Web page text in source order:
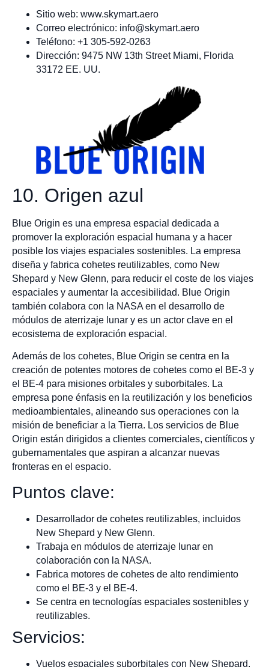
Sitio web: www.skymart.aero
Correo electrónico: info@skymart.aero
Teléfono: +1 305-592-0263
Dirección: 9475 NW 13th Street Miami, Florida
33172 EE. UU.
10. Origen azul
Blue Origin es una empresa espacial dedicada a
promover la exploración espacial humana y a hacer
posible los viajes espaciales sostenibles. La empresa
diseña y fabrica cohetes reutilizables, como New
Shepard y New Glenn, para reducir el coste de los viajes
espaciales y aumentar la accesibilidad. Blue Origin
también colabora con la NASA en el desarrollo de
módulos de aterrizaje lunar y es un actor clave en el
ecosistema de exploración espacial.
Además de los cohetes, Blue Origin se centra en la
creación de potentes motores de cohetes como el BE-3 y
el BE-4 para misiones orbitales y suborbitales. La
empresa pone énfasis en la reutilización y los beneficios
medioambientales, alineando sus operaciones con la
misión de beneficiar a la Tierra. Los servicios de Blue
Origin están dirigidos a clientes comerciales, científicos y
gubernamentales que aspiran a alcanzar nuevas
fronteras en el espacio.
Puntos clave:
Desarrollador de cohetes reutilizables, incluidos
New Shepard y New Glenn.
Trabaja en módulos de aterrizaje lunar en
colaboración con la NASA.
Fabrica motores de cohetes de alto rendimiento
como el BE-3 y el BE-4.
Se centra en tecnologías espaciales sostenibles y
reutilizables.
Servicios:
Vuelos espaciales suborbitales con New Shepard.